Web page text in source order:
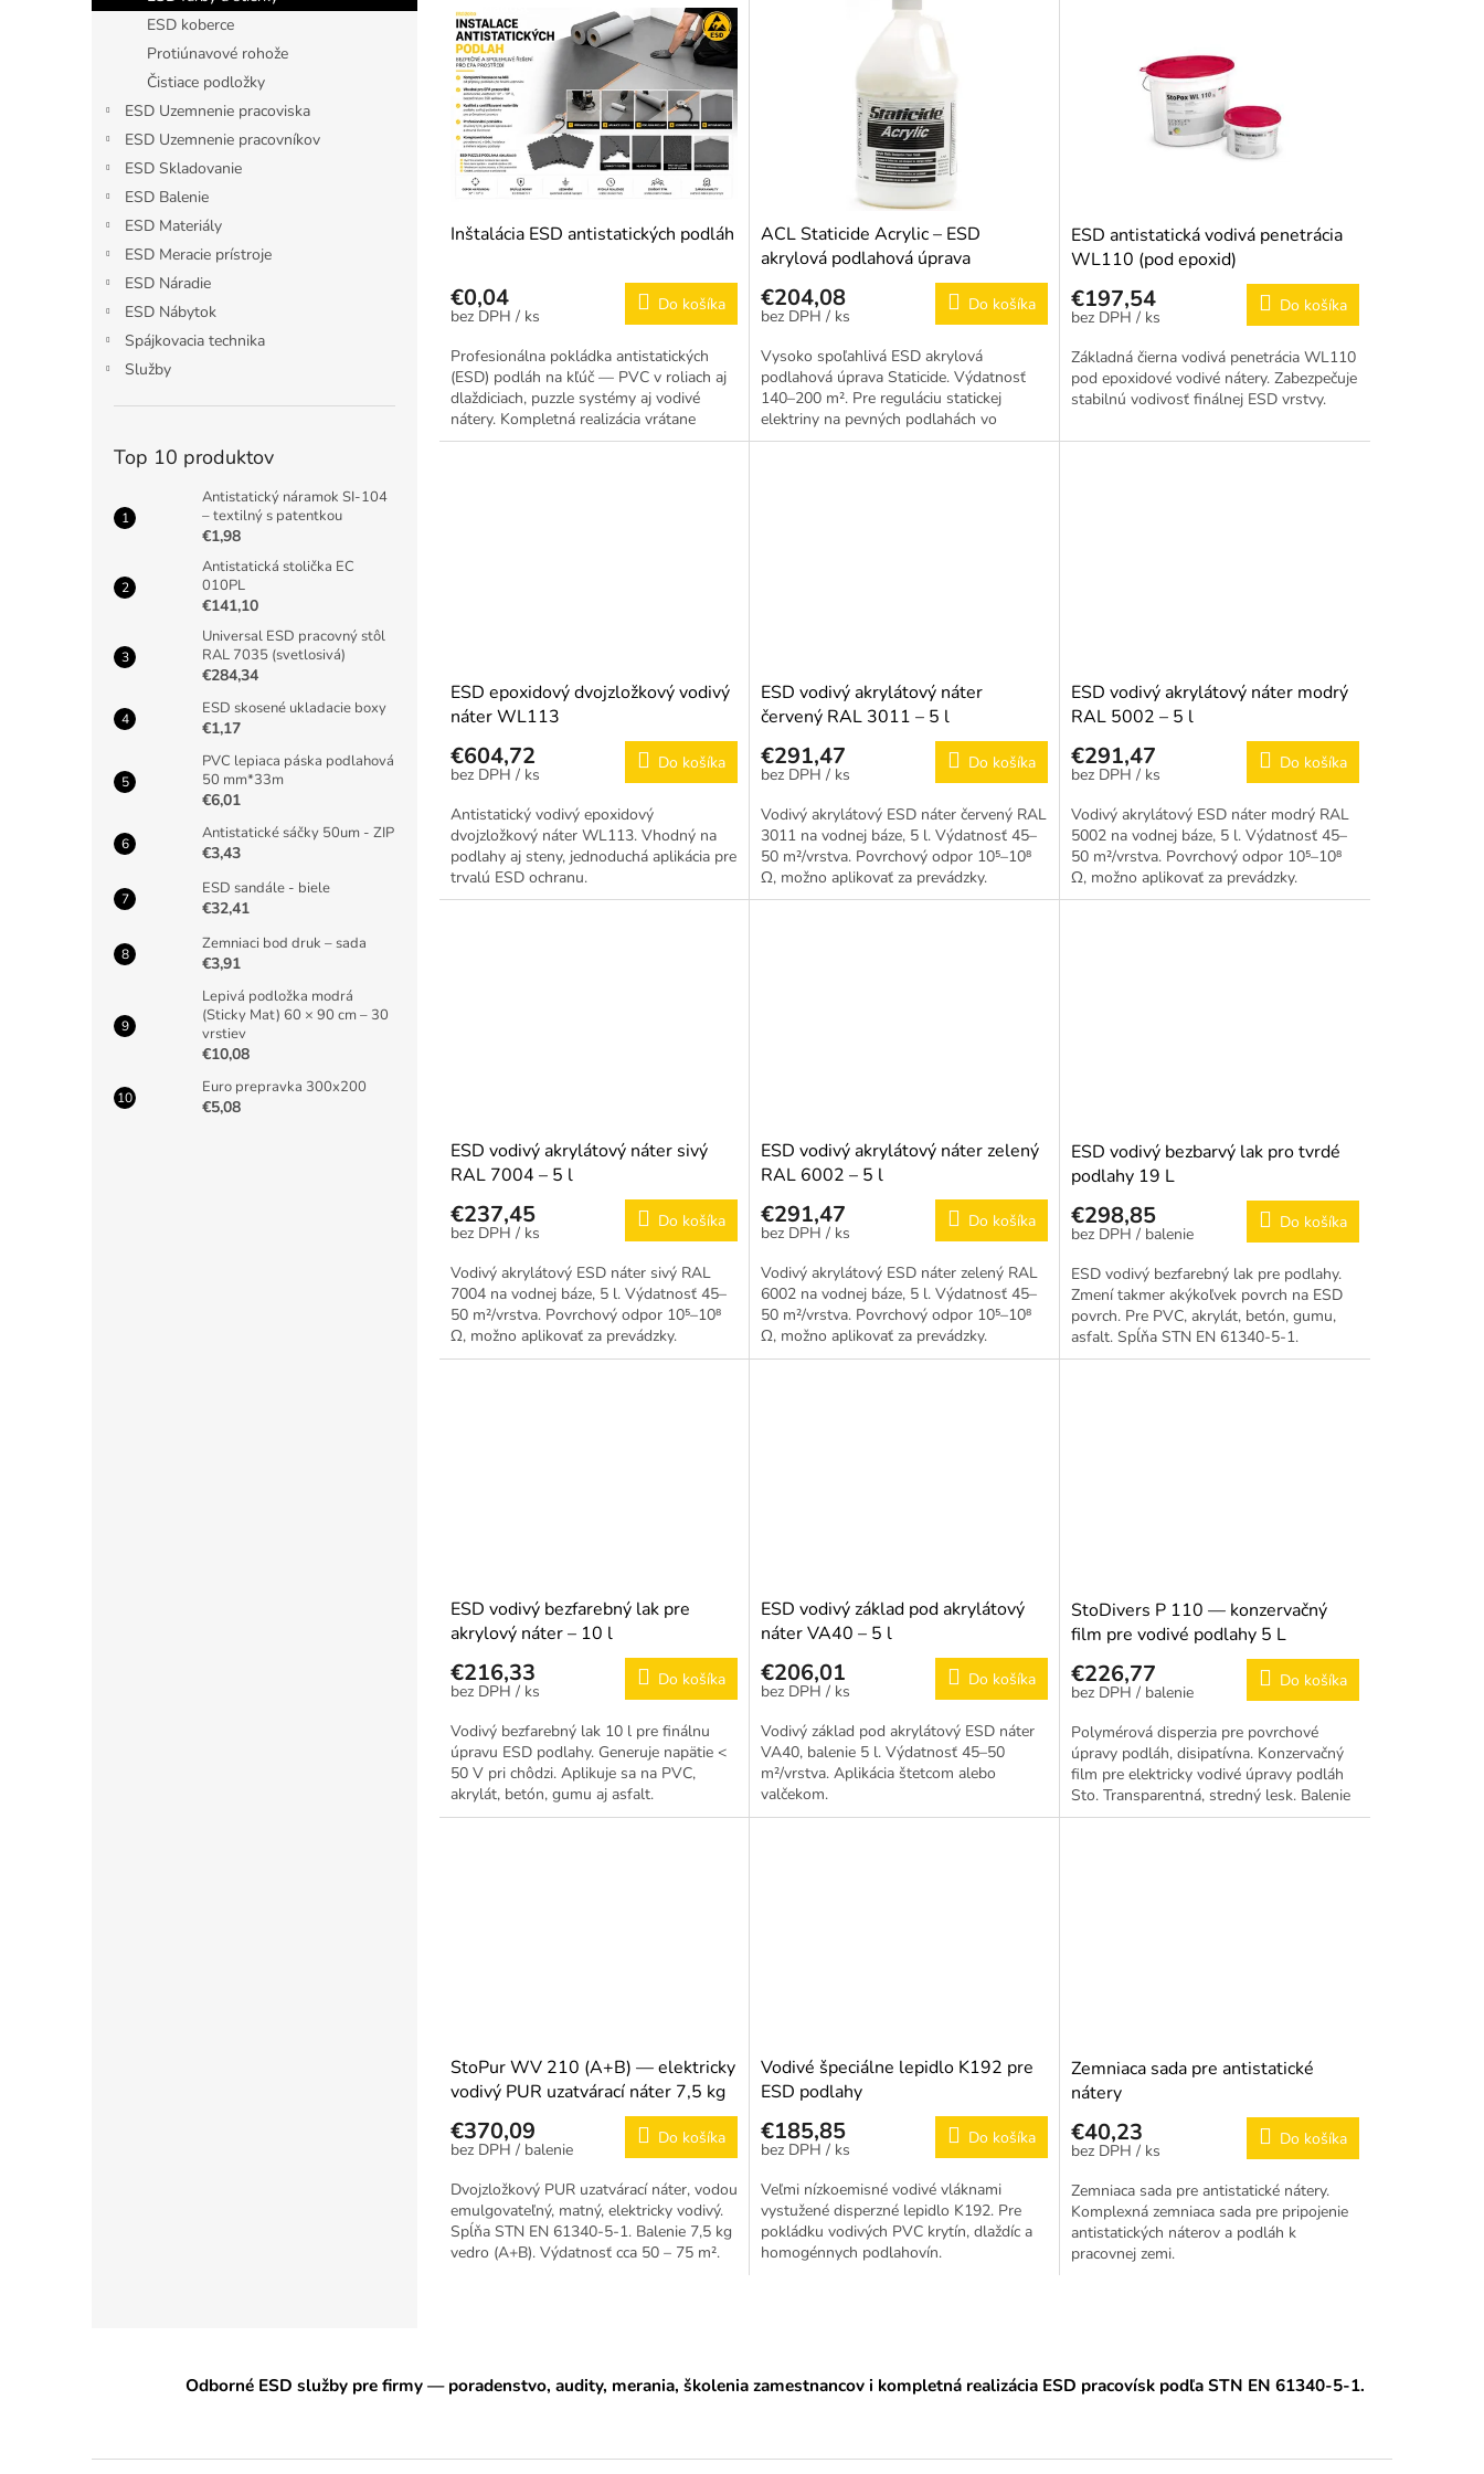
ESD koberce
Protiúnavové rohože
Čistiace podložky
ESD Uzemnenie pracoviska
ESD Uzemnenie pracovníkov
ESD Skladovanie
ESD Balenie
ESD Materiály
ESD Meracie prístroje
ESD Náradie
ESD Nábytok
Spájkovacia technika
Služby
Top 10 produktov
Antistatický náramok SI-104
– textilný s patentkou
€1,98
Antistatická stolička EC
010PL
€141,10
Universal ESD pracovný stôl
RAL 7035 (svetlosivá)
€284,34
ESD skosené ukladacie boxy
€1,17
PVC lepiaca páska podlahová
50 mm*33m
€6,01
Antistatické sáčky 50um - ZIP
€3,43
ESD sandále - biele
€32,41
Zemniaci bod druk – sada
€3,91
Lepivá podložka modrá
(Sticky Mat) 60 × 90 cm – 30
vrstiev
€10,08
Euro prepravka 300x200
€5,08
Na žiadosť
Inštalácia ESD antistatických podláh
€0,04
/ ks
Do košíka
Profesionálna pokládka antistatických
(ESD) podláh na kľúč — PVC v roliach aj
dlaždiciach, puzzle systémy aj vodivé
nátery. Kompletná realizácia vrátane
prípravy podkladu,...
ACL Staticide Acrylic – ESD
akrylová podlahová úprava
€204,08
/ ks
Do košíka
Vysoko spoľahlivá ESD akrylová
podlahová úprava Staticide. Výdatnosť
140–200 m². Pre reguláciu statickej
elektriny na pevných podlahách vo
výrobe.
ESD antistatická vodivá penetrácia
WL110 (pod epoxid)
€197,54
/ ks
Do košíka
Základná čierna vodivá penetrácia WL110
pod epoxidové vodivé nátery. Zabezpečuje
stabilnú vodivosť finálnej ESD vrstvy.
ESD epoxidový dvojzložkový vodivý
náter WL113
€604,72
/ ks
Do košíka
Antistatický vodivý epoxidový
dvojzložkový náter WL113. Vhodný na
podlahy aj steny, jednoduchá aplikácia pre
trvalú ESD ochranu.
ESD vodivý akrylátový náter
červený RAL 3011 – 5 l
€291,47
/ ks
Do košíka
Vodivý akrylátový ESD náter červený RAL
3011 na vodnej báze, 5 l. Výdatnosť 45–
50 m²/vrstva. Povrchový odpor 10⁵–10⁸
Ω, možno aplikovať za prevádzky.
ESD vodivý akrylátový náter modrý
RAL 5002 – 5 l
€291,47
/ ks
Do košíka
Vodivý akrylátový ESD náter modrý RAL
5002 na vodnej báze, 5 l. Výdatnosť 45–
50 m²/vrstva. Povrchový odpor 10⁵–10⁸
Ω, možno aplikovať za prevádzky.
ESD vodivý akrylátový náter sivý
RAL 7004 – 5 l
€237,45
/ ks
Do košíka
Vodivý akrylátový ESD náter sivý RAL
7004 na vodnej báze, 5 l. Výdatnosť 45–
50 m²/vrstva. Povrchový odpor 10⁵–10⁸
Ω, možno aplikovať za prevádzky.
ESD vodivý akrylátový náter zelený
RAL 6002 – 5 l
€291,47
/ ks
Do košíka
Vodivý akrylátový ESD náter zelený RAL
6002 na vodnej báze, 5 l. Výdatnosť 45–
50 m²/vrstva. Povrchový odpor 10⁵–10⁸
Ω, možno aplikovať za prevádzky.
ESD vodivý bezbarvý lak pro tvrdé
podlahy 19 L
€298,85
/ balenie
Do košíka
ESD vodivý bezfarebný lak pre podlahy.
Zmení takmer akýkoľvek povrch na ESD
povrch. Pre PVC, akrylát, betón, gumu,
asfalt. Spĺňa STN EN 61340-5-1.
Výdatnosť cca 700 m².
ESD vodivý bezfarebný lak pre
akrylový náter – 10 l
€216,33
/ ks
Do košíka
Vodivý bezfarebný lak 10 l pre finálnu
úpravu ESD podlahy. Generuje napätie <
50 V pri chôdzi. Aplikuje sa na PVC,
akrylát, betón, gumu aj asfalt.
ESD vodivý základ pod akrylátový
náter VA40 – 5 l
€206,01
/ ks
Do košíka
Vodivý základ pod akrylátový ESD náter
VA40, balenie 5 l. Výdatnosť 45–50
m²/vrstva. Aplikácia štetcom alebo
valčekom.
StoDivers P 110 — konzervačný
film pre vodivé podlahy 5 L
€226,77
/ balenie
Do košíka
Polymérová disperzia pre povrchové
úpravy podláh, disipatívna. Konzervačný
film pre elektricky vodivé úpravy podláh
Sto. Transparentná, stredný lesk. Balenie
5 L kanister....
StoPur WV 210 (A+B) — elektricky
vodivý PUR uzatvárací náter 7,5 kg
€370,09
/ balenie
Do košíka
Dvojzložkový PUR uzatvárací náter, vodou
emulgovateľný, matný, elektricky vodivý.
Spĺňa STN EN 61340-5-1. Balenie 7,5 kg
vedro (A+B). Výdatnosť cca 50 – 75 m².
Vodivé špeciálne lepidlo K192 pre
ESD podlahy
€185,85
/ ks
Do košíka
Veľmi nízkoemisné vodivé vláknami
vystužené disperzné lepidlo K192. Pre
pokládku vodivých PVC krytín, dlaždíc a
homogénnych podlahovín.
Zemniaca sada pre antistatické
nátery
€40,23
/ ks
Do košíka
Zemniaca sada pre antistatické nátery.
Komplexná zemniaca sada pre pripojenie
antistatických náterov a podláh k
pracovnej zemi.
d
Odborné ESD služby pre firmy — poradenstvo, audity, merania, školenia zamestnancov i kompletná realizácia ESD pracovísk podľa STN EN 61340-5-1.